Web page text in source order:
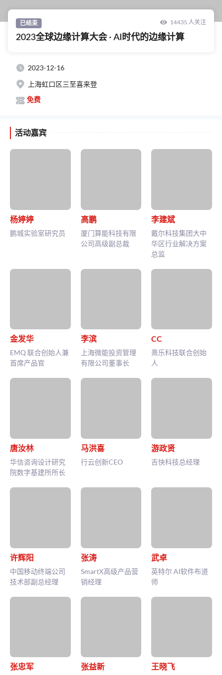
2023全球边缘计算大会 · AI时代的边缘计算
已结束 14435 人关注
2023-12-16
上海虹口区三至喜来登
免费
活动嘉宾
杨婷婷
鹏城实验室研究员
高鹏
厦门算能科技有限
公司高级副总裁
李建斌
戴尔科技集团大中
华区行业解决方案
总监
金发华
EMQ 联合创始人兼
首席产品官
李滨
上海微能投资管理
有限公司董事长
CC
熹乐科技联合创始
人
唐汝林
华信咨询设计研究
院数字基建所所长
马洪喜
行云创新CEO
游政贤
吉快科技总经理
许辉阳
中国移动终端公司
技术部副总经理
张涛
SmartX高级产品营
销经理
武卓
英特尔 AI软件布道
师
张忠军 张益新 王晓飞